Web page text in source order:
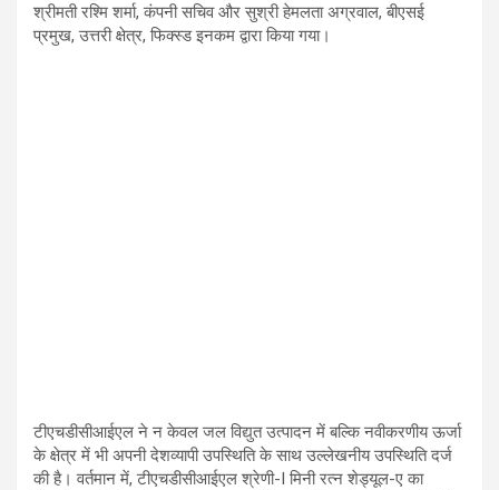
श्रीमती रश्मि शर्मा, कंपनी सचिव और सुश्री हेमलता अग्रवाल, बीएसई
प्रमुख, उत्तरी क्षेत्र, फिक्स्ड इनकम द्वारा किया गया।
टीएचडीसीआईएल ने न केवल जल विद्युत उत्पादन में बल्कि नवीकरणीय ऊर्जा
के क्षेत्र में भी अपनी देशव्यापी उपस्थिति के साथ उल्लेखनीय उपस्थिति दर्ज
की है। वर्तमान में, टीएचडीसीआईएल श्रेणी-I मिनी रत्न शेड्यूल-ए का